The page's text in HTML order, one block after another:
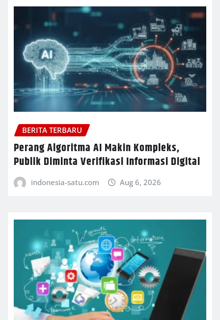
BERITA TERBARU
Perang Algoritma AI Makin Kompleks,
Publik Diminta Verifikasi Informasi Digital
indonesia-satu.com Aug 6, 2026